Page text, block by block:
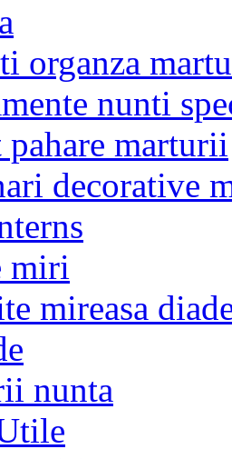
organza
nunti
pahare marturii
decorative
miri
mireasa
nunta